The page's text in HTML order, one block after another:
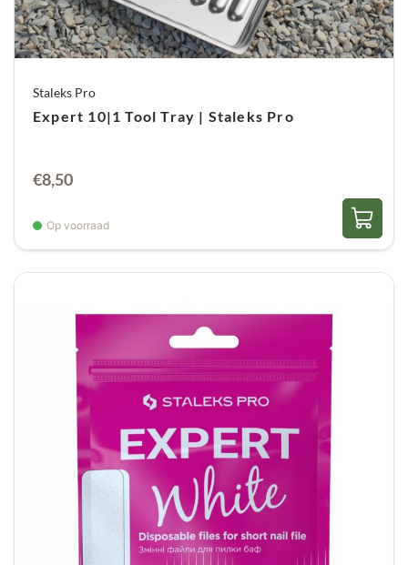
Staleks Pro
Expert 10|1 Tool Tray | Staleks Pro
€8,50
Op voorraad